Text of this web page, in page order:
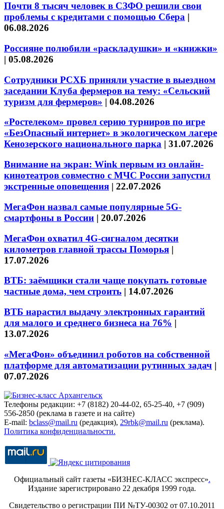
Почти 8 тысяч человек в СЗФО решили свои
проблемы с кредитами с помощью Сбера |
06.08.2026
Россияне полюбили «раскладушки» и «книжки»
| 05.08.2026
Сотрудники РСХБ приняли участие в выездном
заседании Клуба фермеров на тему: «Сельский
туризм для фермеров» | 04.08.2026
«Ростелеком» провел серию турниров по игре
«БезОпасный интернет» в экологическом лагере
Кенозерского национального парка | 31.07.2026
Внимание на экран: Wink первым из онлайн-
кинотеатров совместно с МЧС России запустил
экстренные оповещения | 22.07.2026
МегаФон назвал самые популярные 5G-
смартфоны в России | 20.07.2026
МегаФон охватил 4G-сигналом десятки
километров главной трассы Поморья |
17.07.2026
ВТБ: заёмщики стали чаще покупать готовые
частные дома, чем строить | 14.07.2026
ВТБ нарастил выдачу электронных гарантий
для малого и среднего бизнеса на 76% |
13.07.2026
«МегаФон» объединил роботов на собственной
платформе для автоматизации рутинных задач |
07.07.2026
Телефоны редакции: +7 (8182) 20-44-02, 65-25-40, +7 (909)
556-2850 (реклама в газете и на сайте)
E-mail: bclass@mail.ru (редакция), 29rbk@mail.ru (реклама).
Политика конфиденциальности.
Официальный сайт газеты «БИЗНЕС-КЛАСС экспресс».
Издание зарегистрировано 22 декабря 1999 года.
Свидетельство о регистрации ПИ №ТУ-00302 от 07.10.2011